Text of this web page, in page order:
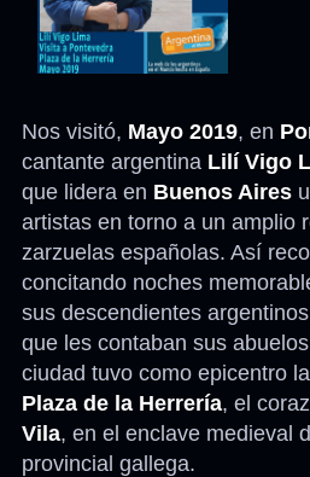
Nos visitó, Mayo 2019, en
cantante argentina Lilí Vigo
que lidera en Buenos Aires
artistas en torno a un amplio
zarzuelas españolas. Así
concitando noches
sus descendientes
que les contaban sus
ciudad tuvo como epicentro la
Plaza de la Herrería, el
Vila, en el enclave medieval
provincial gallega.